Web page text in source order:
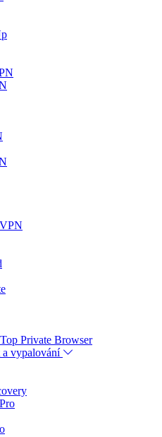
Private Browser
a vypalování